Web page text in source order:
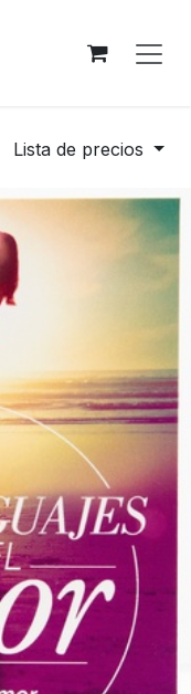
Lista de precios